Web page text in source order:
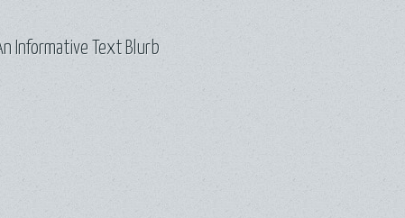
Informative Text Blurb